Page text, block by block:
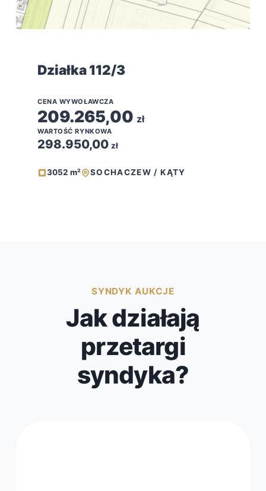
Działka 112/3
CENA WYWOŁAWCZA
209.265,00 zł
WARTOŚĆ RYNKOWA
298.950,00 zł
3052 m² SOCHACZEW / KĄTY
SYNDYK AUKCJE
Jak działają
przetargi
syndyka?